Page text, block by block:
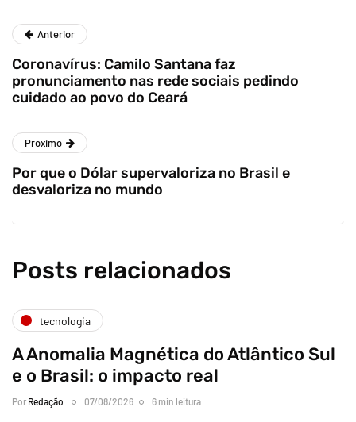
Anterior
Coronavírus: Camilo Santana faz
pronunciamento nas rede sociais pedindo
cuidado ao povo do Ceará
Proximo
Por que o Dólar supervaloriza no Brasil e
desvaloriza no mundo
Posts relacionados
tecnologia
A Anomalia Magnética do Atlântico Sul
e o Brasil: o impacto real
Por Redação 07/08/2026 6 min leitura